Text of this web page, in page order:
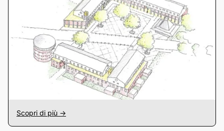
Scopri di più ->